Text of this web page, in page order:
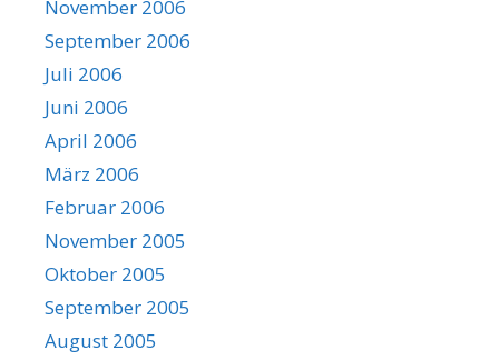
November 2006
September 2006
Juli 2006
Juni 2006
April 2006
März 2006
Februar 2006
November 2005
Oktober 2005
September 2005
August 2005